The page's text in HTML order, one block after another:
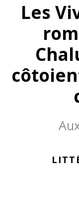
Les